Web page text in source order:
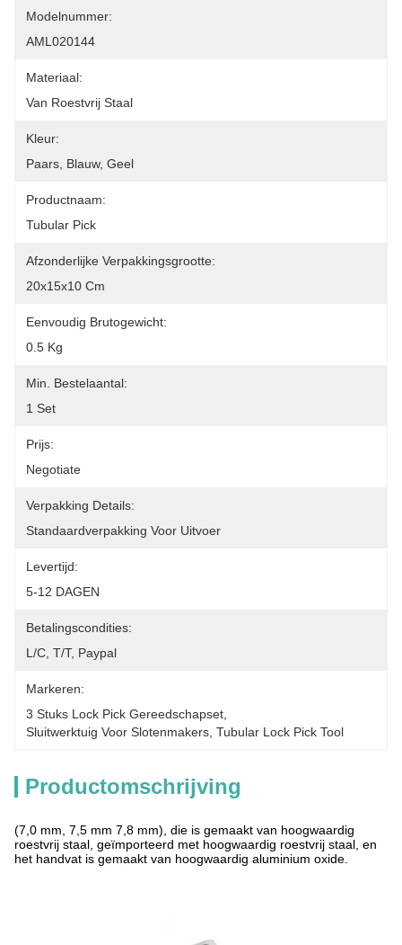
Modelnummer:
AML020144
Materiaal:
Van Roestvrij Staal
Kleur:
Paars, Blauw, Geel
Productnaam:
Tubular Pick
Afzonderlijke Verpakkingsgrootte:
20x15x10 Cm
Eenvoudig Brutogewicht:
0.5 Kg
Min. Bestelaantal:
1 Set
Prijs:
Negotiate
Verpakking Details:
Standaardverpakking Voor Uitvoer
Levertijd:
5-12 DAGEN
Betalingscondities:
L/C, T/T, Paypal
Markeren:
3 Stuks Lock Pick Gereedschapset
Sluitwerktuig Voor Slotenmakers Tubular Lock Pick Tool
Productomschrijving
(7,0 mm, 7,5 mm 7,8 mm), die is gemaakt van hoogwaardig
roestvrij staal, geïmporteerd met hoogwaardig roestvrij staal, en
het handvat is gemaakt van hoogwaardig aluminium oxide.